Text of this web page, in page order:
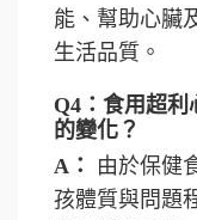
能、幫助心臟
生活品質。
Q4：食用超
的變化？
A：
由於保健
孩體質與問題